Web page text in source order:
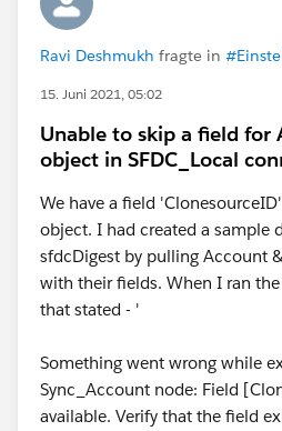
Ravi Deshmukh fragte in
15. Juni 2021, 05:02
Unable to skip a field for
object in SFDC_Local
We have a field
object. I had created a sample
sfdcDigest by pulling Account
with their fields. When I ran
that stated - '
Something went wrong while
Sync_Account node: Field
available. Verify that the field